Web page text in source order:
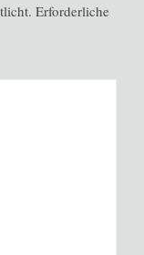
Erforderliche